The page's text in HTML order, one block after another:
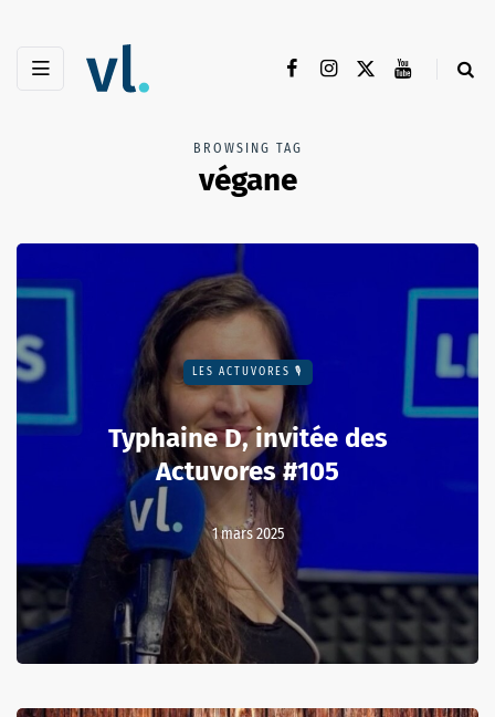
BROWSING TAG
végane
LES ACTUVORES 🎙
Typhaine D, invitée des
Actuvores #105
1 mars 2025